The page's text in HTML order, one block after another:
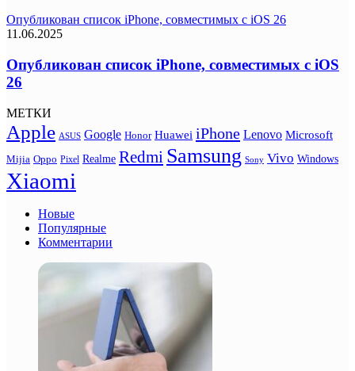
Опубликован список iPhone, совместимых с iOS 26
11.06.2025
Опубликован список iPhone, совместимых с iOS
26
МЕТКИ
Apple ASUS Google Honor Huawei iPhone Lenovo Microsoft
Mijia Oppo Pixel Realme Redmi Samsung Sony Vivo Windows
Xiaomi
Новые
Популярные
Комментарии